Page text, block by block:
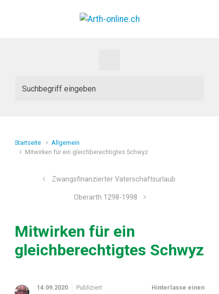
Startseite
Allgemein
Mitwirken für ein gleichberechtigtes Schwyz
Zwangsfinanzierter Vaterschaftsurlaub
Oberarth 1298-1998
Mitwirken für ein
gleichberechtigtes Schwyz
14.09.2020
Publiziert
Hinterlasse einen